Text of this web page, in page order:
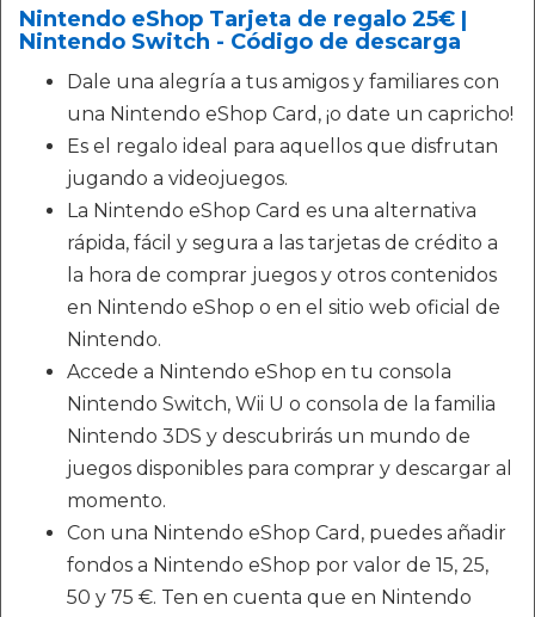
Nintendo eShop Tarjeta de regalo 25€ |
Nintendo Switch - Código de descarga
Dale una alegría a tus amigos y familiares con
una Nintendo eShop Card, ¡o date un capricho!
Es el regalo ideal para aquellos que disfrutan
jugando a videojuegos.
La Nintendo eShop Card es una alternativa
rápida, fácil y segura a las tarjetas de crédito a
la hora de comprar juegos y otros contenidos
en Nintendo eShop o en el sitio web oficial de
Nintendo.
Accede a Nintendo eShop en tu consola
Nintendo Switch, Wii U o consola de la familia
Nintendo 3DS y descubrirás un mundo de
juegos disponibles para comprar y descargar al
momento.
Con una Nintendo eShop Card, puedes añadir
fondos a Nintendo eShop por valor de 15, 25,
50 y 75 €. Ten en cuenta que en Nintendo